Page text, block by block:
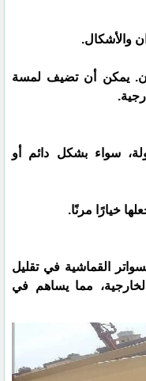
والأشكال.
يمكن أن تضيف لمسة
سواء بشكل دائم أو
خيارًا مرنًا.
القماشية في تقليل
مما يساهم في